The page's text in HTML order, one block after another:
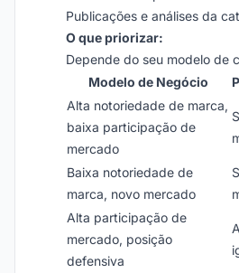
Publicações e análises da
O que priorizar:
Depende do seu modelo de
Modelo de Negócio
Alta notoriedade de marca,
baixa participação de
mercado
Baixa notoriedade de
marca, novo mercado
Alta participação de
mercado, posição
defensiva